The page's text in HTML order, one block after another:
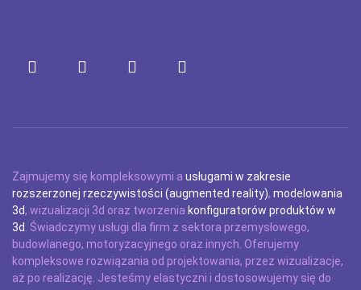
Zajmujemy się kompleksowymi a usługami w zakresie
rozszerzonej rzeczywistości (augmented reality), modelowania
3d, wizualizacji 3d oraz tworzenia konfiguratorów produktów w
3d . Świadczymy usługi dla firm z sektora przemysłowego,
budowlanego, motoryzacyjnego oraz innych. Oferujemy
kompleksowe rozwiązania od projektowania, przez wizualizacje,
aż po realizację. Jesteśmy elastyczni i dostosowujemy się do